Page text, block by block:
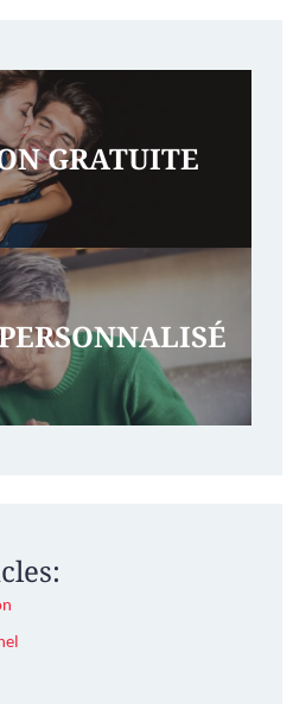
GRATUITE